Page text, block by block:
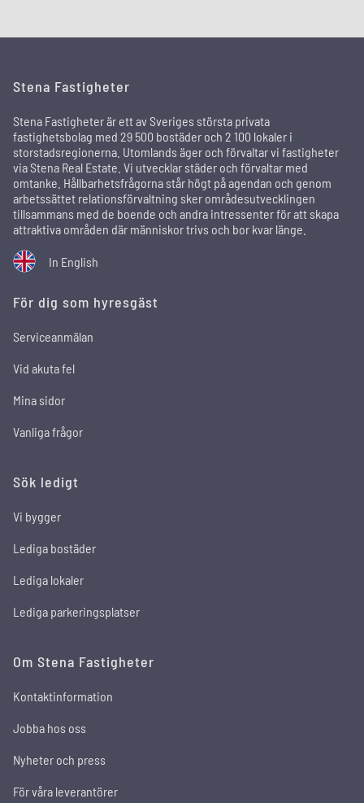
Stena Fastigheter
Stena Fastigheter är ett av Sveriges största privata
fastighetsbolag med 29 500 bostäder och 2 100 lokaler i
storstadsregionerna. Utomlands äger och förvaltar vi fastigheter
via Stena Real Estate. Vi utvecklar städer och förvaltar med
omtanke. Hållbarhetsfrågorna står högt på agendan och genom
arbetssättet relationsförvaltning sker områdesutvecklingen
tillsammans med de boende och andra intressenter för att skapa
attraktiva områden där människor trivs och bor kvar länge.
In English
För dig som hyresgäst
Serviceanmälan
Vid akuta fel
Mina sidor
Vanliga frågor
Sök ledigt
Vi bygger
Lediga bostäder
Lediga lokaler
Lediga parkeringsplatser
Om Stena Fastigheter
Kontaktinformation
Jobba hos oss
Nyheter och press
För våra leverantörer